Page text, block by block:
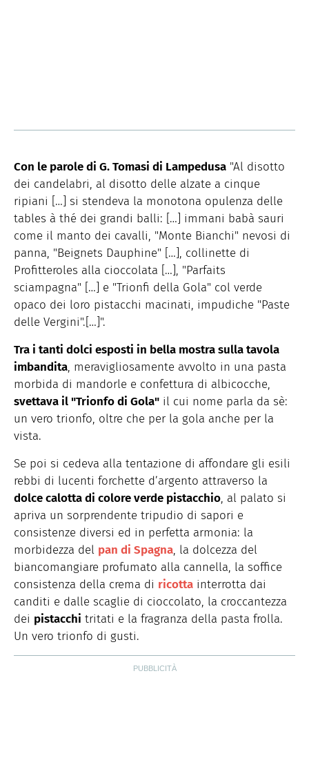
Con le parole di G. Tomasi di Lampedusa "Al disotto
dei candelabri, al disotto delle alzate a cinque
ripiani […] si stendeva la monotona opulenza delle
tables à thé dei grandi balli: […] immani babà sauri
come il manto dei cavalli, "Monte Bianchi" nevosi di
panna, "Beignets Dauphine" […], collinette di
Profitteroles alla cioccolata […], "Parfaits
sciampagna" […] e "Trionfi della Gola" col verde
opaco dei loro pistacchi macinati, impudiche "Paste
delle Vergini".[…]".
Tra i tanti dolci esposti in bella mostra sulla tavola
imbandita, meravigliosamente avvolto in una pasta
morbida di mandorle e confettura di albicocche,
svettava il "Trionfo di Gola" il cui nome parla da sè:
un vero trionfo, oltre che per la gola anche per la
vista.
Se poi si cedeva alla tentazione di affondare gli esili
rebbi di lucenti forchette d’argento attraverso la
dolce calotta di colore verde pistacchio, al palato si
apriva un sorprendente tripudio di sapori e
consistenze diversi ed in perfetta armonia: la
morbidezza del pan di Spagna, la dolcezza del
biancomangiare profumato alla cannella, la soffice
consistenza della crema di ricotta interrotta dai
canditi e dalle scaglie di cioccolato, la croccantezza
dei pistacchi tritati e la fragranza della pasta frolla.
Un vero trionfo di gusti.